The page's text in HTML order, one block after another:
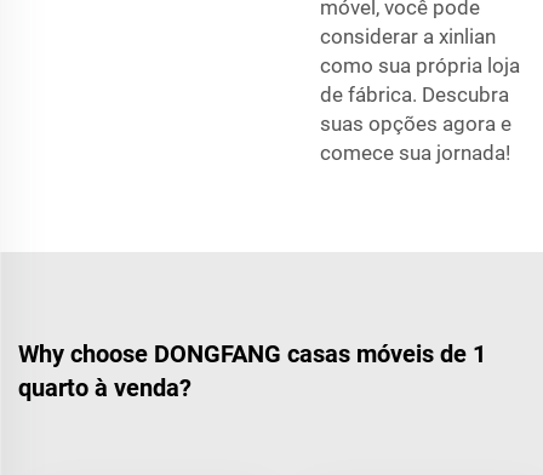
móvel, você pode
considerar a xinlian
como sua própria loja
de fábrica. Descubra
suas opções agora e
comece sua jornada!
Why choose DONGFANG casas móveis de 1
quarto à venda?